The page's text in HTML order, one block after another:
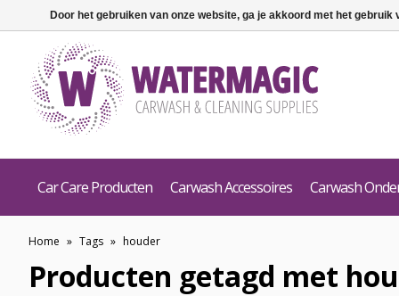
Car Care Producten Carwash Accessoires Carwash
Home » Tags » houder
Producten getagd met
Door het gebruiken van onze website, ga je akkoord met het